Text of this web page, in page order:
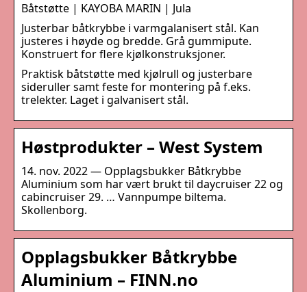
Båtstøtte | KAYOBA MARIN | Jula
Justerbar båtkrybbe i varmgalanisert stål. Kan
justeres i høyde og bredde. Grå gummipute.
Konstruert for flere kjølkonstruksjoner.
Praktisk båtstøtte med kjølrull og justerbare
sideruller samt feste for montering på f.eks.
trelekter. Laget i galvanisert stål.
Høstprodukter – West System
14. nov. 2022 — Opplagsbukker Båtkrybbe
Aluminium som har vært brukt til daycruiser 22 og
cabincruiser 29. … Vannpumpe biltema.
Skollenborg.
Opplagsbukker Båtkrybbe
Aluminium – FINN.no